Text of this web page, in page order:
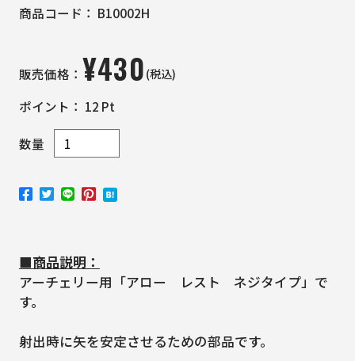
商品コード： B10002H
販売価格： ¥430(税込)
ポイント： 12 Pt
数量
■商品説明：
アーチェリー用「アロー レスト ネジタイプ」で
す。
射出時に矢を安定させるための部品です。